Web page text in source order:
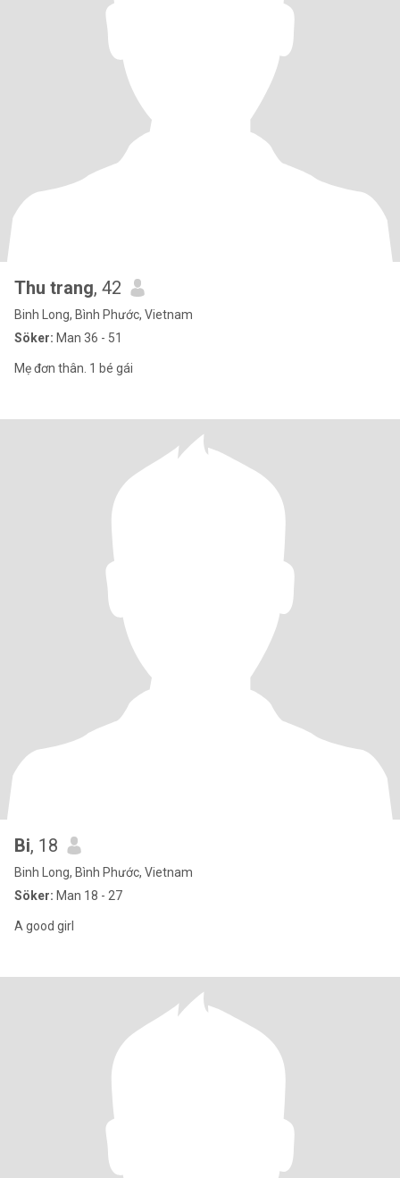
Thu trang, 42
Binh Long, Bình Phước, Vietnam
Söker: Man 36 - 51
Mẹ đơn thân. 1 bé gái
Bi, 18
Binh Long, Bình Phước, Vietnam
Söker: Man 18 - 27
A good girl